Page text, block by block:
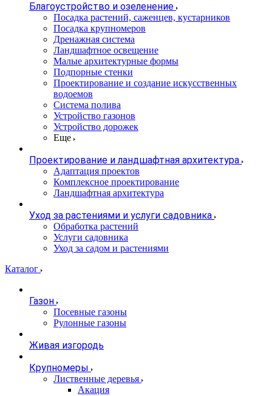
Благоустройство и озеленение
Посадка растений, саженцев, кустарников
Посадка крупномеров
Дренажная система
Ландшафтное освещение
Малые архитектурные формы
Подпорные стенки
Проектирование и создание искусственных
водоемов
Система полива
Устройство газонов
Устройство дорожек
Еще
Проектирование и ландшафтная архитектура
Адаптация проектов
Комплексное проектирование
Ландшафтная архитектура
Уход за растениями и услуги садовника
Обработка растений
Услуги садовника
Уход за садом и растениями
Каталог
Газон
Посевные газоны
Рулонные газоны
Живая изгородь
Крупномеры
Лиственные деревья
Акация